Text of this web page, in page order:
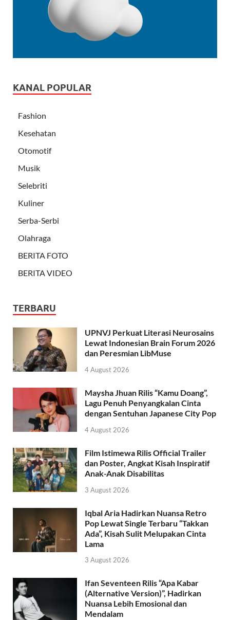
KANAL POPULAR
Fashion
Kesehatan
Otomotif
Musik
Selebriti
Kuliner
Serba-Serbi
Olahraga
BERITA FOTO
BERITA VIDEO
TERBARU
UPNVJ Perkuat Literasi Neurosains
Lewat Indonesian Brain Forum 2026
dan Peresmian LibMuse
4 August 2026
Maysha Jhuan Rilis “Kamu Doang”,
Lagu Penuh Penyangkalan Cinta
dengan Sentuhan Japanese City Pop
4 August 2026
Film Istimewa Rilis Official Trailer
dan Poster, Angkat Kisah Inspiratif
Anak-Anak Disabilitas
3 August 2026
Iqbal Aria Hadirkan Nuansa Retro
Pop Lewat Single Terbaru “Takkan
Ada”, Kisah Sulit Melupakan Cinta
Lama
3 August 2026
Ifan Seventeen Rilis “Apa Kabar
(Alternative Version)”, Hadirkan
Nuansa Lebih Emosional dan
Mendalam